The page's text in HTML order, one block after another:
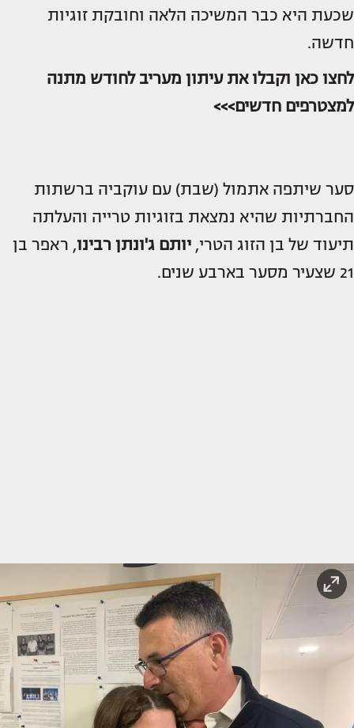
שכעת היא כבר המשיכה הלאה וחובקת זוגיות
חדשה.
לחצו כאן וקבלו את עיתון מעריב לחודש מתנה
למצטרפים חדשים>>>
סער שיתפה אתמול (שבת) עם עוקביה ברשתות
החברתיות שהיא נמצאת בזוגיות טרייה והעלתה
תיעוד של בן הזוג הטרי, יותם ג'ונתן רבינו, ראפר בן
21 שצעיר מסער בארבע שנים.